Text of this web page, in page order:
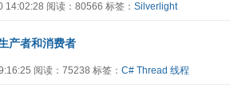
阅读：80566 标签： Silverlight
产者和消费者
阅读：75238 标签： C# Thread 线程